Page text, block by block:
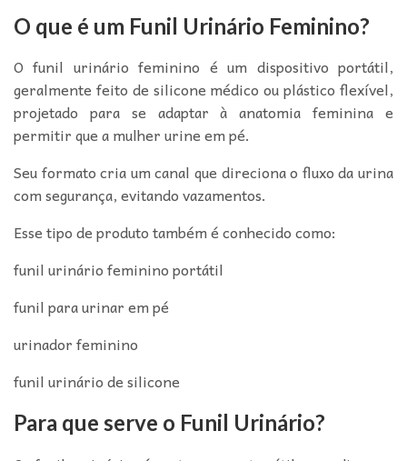
O que é um Funil Urinário Feminino?
O funil urinário feminino é um dispositivo portátil,
geralmente feito de silicone médico ou plástico flexível,
projetado para se adaptar à anatomia feminina e
permitir que a mulher urine em pé.
Seu formato cria um canal que direciona o fluxo da urina
com segurança, evitando vazamentos.
Esse tipo de produto também é conhecido como:
funil urinário feminino portátil
funil para urinar em pé
urinador feminino
funil urinário de silicone
Para que serve o Funil Urinário?